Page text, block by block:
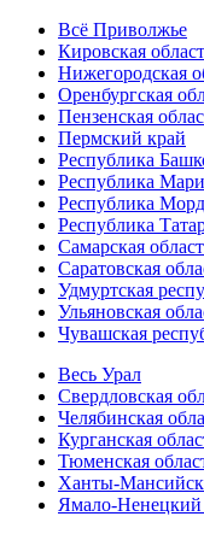
Всё Приволжье
Кировская
Нижегородская
Оренбургская
Пензенская
Пермский край
Республика
Республика
Республика
Республика
Самарская
Саратовская
Удмуртская
Ульяновская
Чувашская
Весь Урал
Свердловская
Челябинская
Курганская
Тюменская
Ханты-
Ямало-